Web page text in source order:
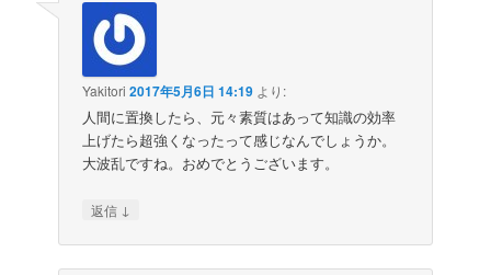
Yakitori 2017年5月6日 14:19 より:
人間に置換したら、元々素質はあって知識の効率
上げたら超強くなったって感じなんでしょうか。
大波乱ですね。おめでとうございます。
返信 ↓